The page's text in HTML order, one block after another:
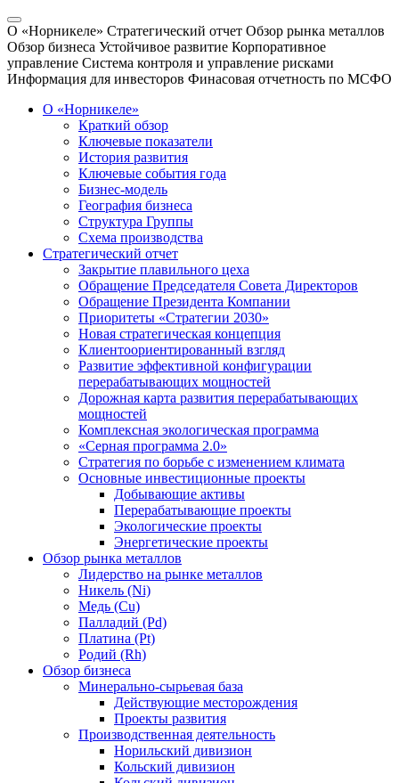
О «Норникеле» Стратегический отчет Обзор рынка металлов
Обзор бизнеса Устойчивое развитие Корпоративное
управление Система контроля и управление рисками
Информация для инвесторов Финасовая отчетность по МСФО
О «Норникеле»
Краткий обзор
Ключевые показатели
История развития
Ключевые события года
Бизнес-модель
География бизнеса
Структура Группы
Схема производства
Стратегический отчет
Закрытие плавильного цеха
Обращение Председателя Совета Директоров
Обращение Президента Компании
Приоритеты «Стратегии 2030»
Новая стратегическая концепция
Клиентоориентированный взгляд
Развитие эффективной конфигурации
перерабатывающих мощностей
Дорожная карта развития перерабатывающих
мощностей
Комплексная экологическая программа
«Серная программа 2.0»
Стратегия по борьбе с изменением климата
Основные инвестиционные проекты
Добывающие активы
Перерабатывающие проекты
Экологические проекты
Энергетические проекты
Обзор рынка металлов
Лидерство на рынке металлов
Никель (Ni)
Медь (Cu)
Палладий (Pd)
Платина (Pt)
Родий (Rh)
Обзор бизнеса
Минерально-сырьевая база
Действующие месторождения
Проекты развития
Производственная деятельность
Норильский дивизион
Кольский дивизион